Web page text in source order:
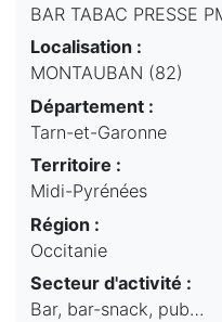
BAR TABAC PRESSE
Localisation :
MONTAUBAN (82)
Département :
Tarn-et-Garonne
Territoire :
Midi-Pyrénées
Région :
Occitanie
Secteur d'activité :
Bar, bar-snack, pub…